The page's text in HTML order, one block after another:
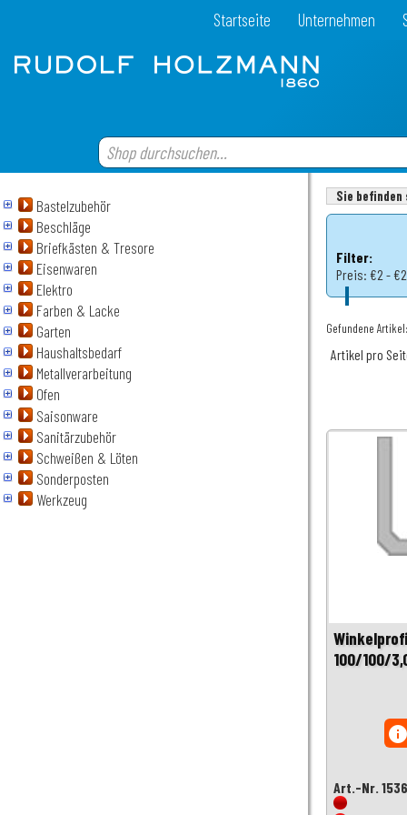
Startseite Unternehmen
Bastelzubehör
Beschläge
Briefkästen & Tresore
Eisenwaren
Elektro
Farben & Lacke
Garten
Haushaltsbedarf
Metallverarbeitung
Ofen
Saisonware
Sanitärzubehör
Schweißen & Löten
Sonderposten
Werkzeug
Sie
Filter:
Preis: €2 -
Gefundene
Artikel pro
100/100/
Art.-Nr.